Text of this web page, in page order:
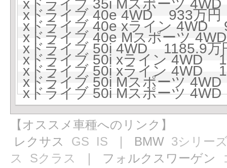
xドライブ 35i Mスポーツ
xドライブ 40e 4WD 933万
xドライブ 40e xライン 4WD
xドライブ 40e Mスポーツ
xドライブ 50i 4WD 1185.9
xドライブ 50i xライン 4WD
xドライブ 50i xライン 4WD
xドライブ 50i Mスポーツ
xドライブ 50i Mスポーツ
【オススメ車種へのリンク】
レクサス GS IS ｜ BMW 3シリー
ス
Sクラス ｜ フォルクスワーゲン